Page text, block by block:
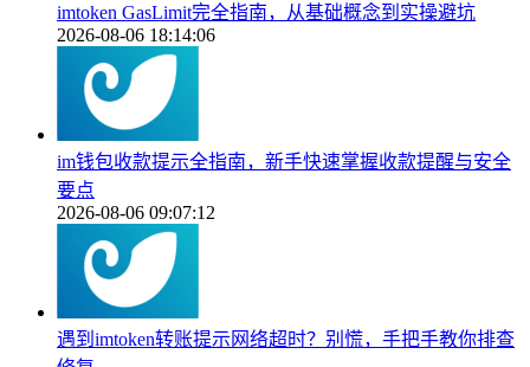
imtoken GasLimit完全指南，从基础概念到实操避坑
2026-08-06 18:14:06
im钱包收款提示全指南，新手快速掌握收款提醒与安全
要点
2026-08-06 09:07:12
遇到imtoken转账提示网络超时？别慌，手把手教你排查